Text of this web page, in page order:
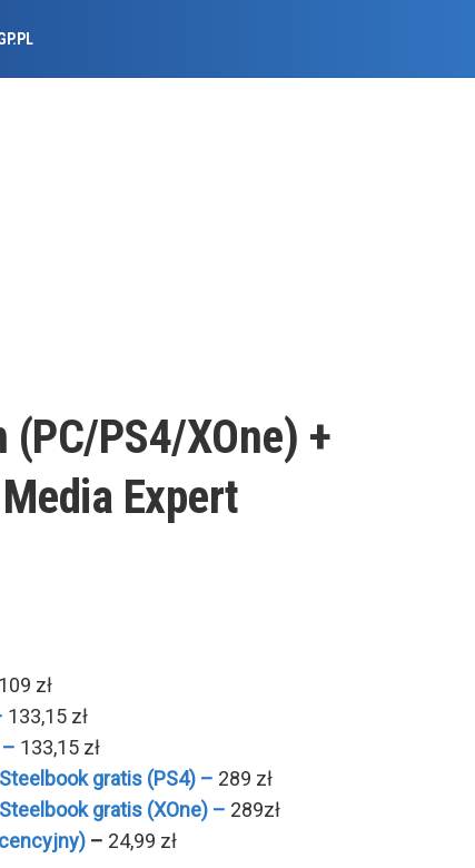
(PC/PS4/XOne) +
Expert
109 zł
133,15 zł
133,15 zł
gratis (PS4) – 289 zł
gratis (XOne) – 289zł
– 24,99 zł